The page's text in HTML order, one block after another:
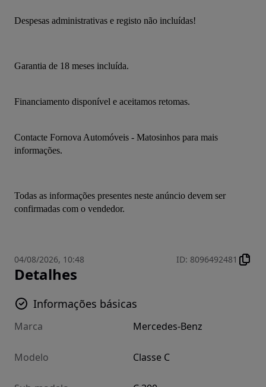
Despesas administrativas e registo não incluídas!
Garantia de 18 meses incluída.
Financiamento disponível e aceitamos retomas.
Contacte Fornova Automóveis - Matosinhos para mais
informações.
Todas as informações presentes neste anúncio devem ser
confirmadas com o vendedor.
04/08/2026, 10:48 ID: 8096492481
Detalhes
Informações básicas
Marca Mercedes-Benz
Modelo Classe C